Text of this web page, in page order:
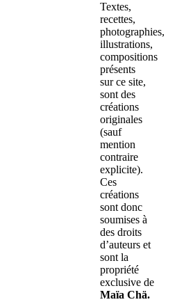
Textes,
recettes,
photographies,
illustrations,
compositions
présents
sur ce site,
sont des
créations
originales
(sauf
mention
contraire
explicite).
Ces
créations
sont donc
soumises à
des droits
d’auteurs et
sont la
propriété
exclusive de
Maïa Chä.